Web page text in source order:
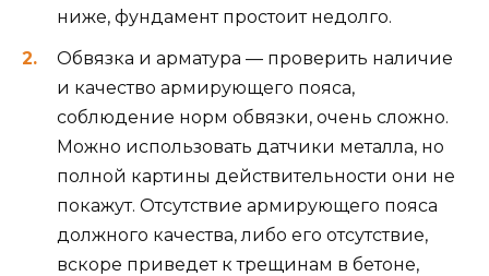
ниже, фундамент простоит недолго.
Обвязка и арматура — проверить наличие
и качество армирующего пояса,
соблюдение норм обвязки, очень сложно.
Можно использовать датчики металла, но
полной картины действительности они не
покажут. Отсутствие армирующего пояса
должного качества, либо его отсутствие,
вскоре приведет к трещинам в бетоне,